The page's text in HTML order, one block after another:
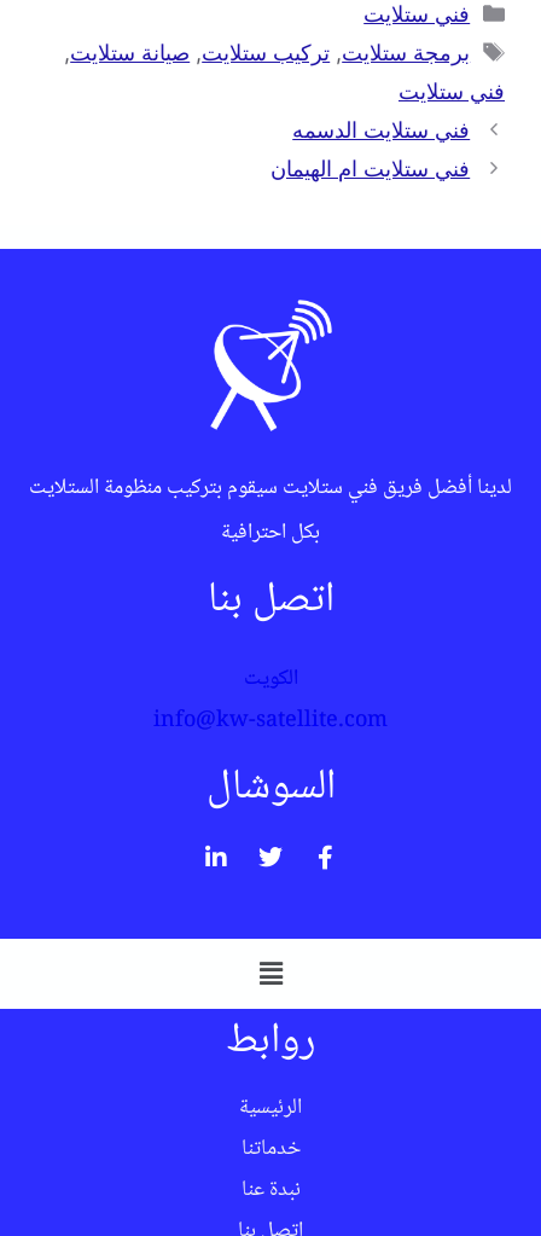
فني ستلايت
برمجة ستلايت, تركيب ستلايت, صيانة ستلايت,
فني ستلايت
فني ستلايت الدسمه
فني ستلايت ام الهيمان
لدينا أفضل فريق فني ستلايت سيقوم بتركيب منظومة الستلايت
بكل احترافية
اتصل بنا
الكويت
info@kw-satellite.com
السوشال
روابط
الرئيسية
خدماتنا
نبدة عنا